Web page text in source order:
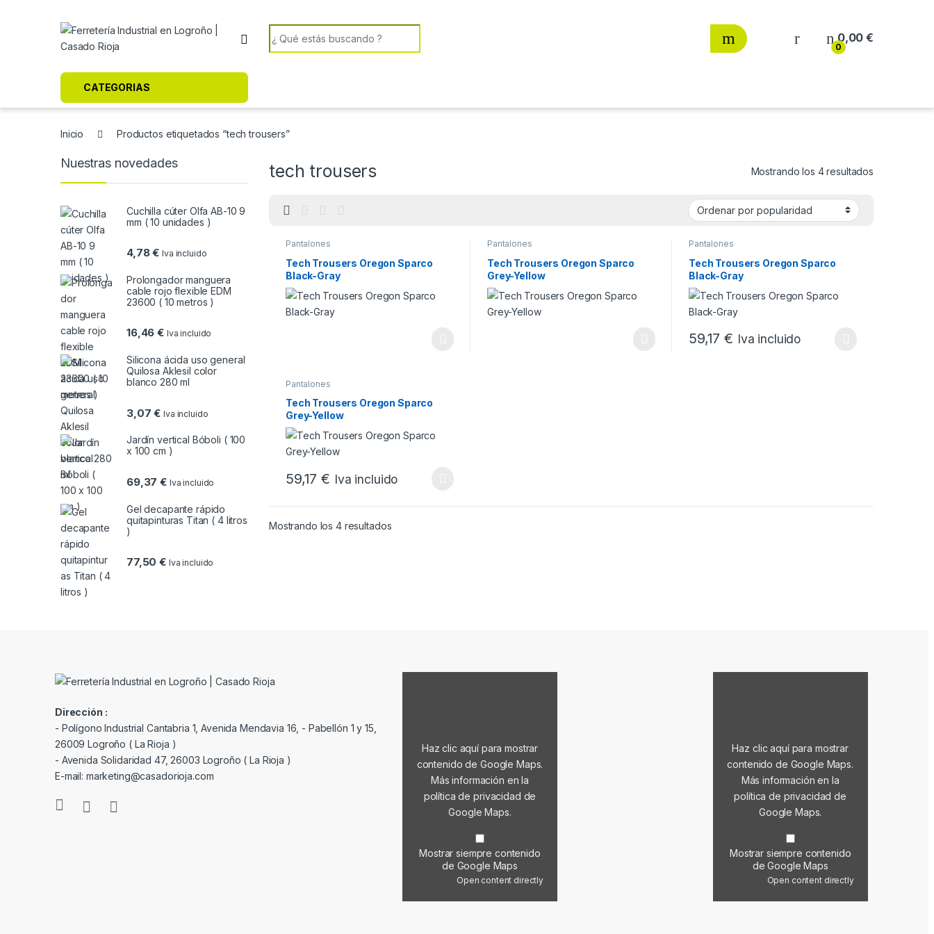
Search for:
0
0,00€
CATEGORIAS
Inicio Productos etiquetados “tech trousers”
tech trousers Mostrando los 4 resultados
Pantalones
Tech Trousers Oregon Sparco
Black-Gray
Pantalones
Tech Trousers Oregon Sparco
Grey-Yellow
Pantalones
Tech Trousers Oregon Sparco
Black-Gray
59,17€ Iva incluido
Este producto tiene múltiples variantes. Las
Pantalones
Tech Trousers Oregon Sparco
Grey-Yellow
59,17€ Iva incluido
Este producto tiene múltiples variantes. Las opciones se pueden elegir en la página de producto
Mostrando los 4 resultadosOrdenado por popularidad
Nuestras novedades
Cuchilla cúter Olfa AB-10 9
mm ( 10 unidades )
4,78€ Iva incluido
Prolongador manguera
cable rojo flexible EDM
23600 ( 10 metros )
16,46€ Iva incluido
Silicona ácida uso general
Quilosa Aklesil color
blanco 280 ml
3,07€ Iva incluido
Jardín vertical Bóboli ( 100
x 100 cm )
69,37€ Iva incluido
Gel decapante rápido
quitapinturas Titan ( 4 litros
)
77,50€ Iva incluido
Dirección :
- Polígono Industrial Cantabria 1, Avenida Mendavia 16, - Pabellón 1 y 15,
26009 Logroño ( La Rioja )
- Avenida Solidaridad 47, 26003 Logroño ( La Rioja )
E-mail: marketing@casadorioja.com
Haz clic aquí para mostrar
contenido de Google Maps.
Más información en la
política de privacidad de
Google Maps.
Mostrar siempre contenido
de Google Maps
Open content directly
Haz clic aquí para mostrar
contenido de Google Maps.
Más información en la
política de privacidad de
Google Maps.
Mostrar siempre contenido
de Google Maps
Open content directly